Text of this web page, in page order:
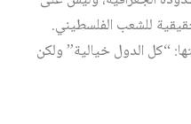
للشعب الفلسطيني.
“كل الدول خيالية” ولكن